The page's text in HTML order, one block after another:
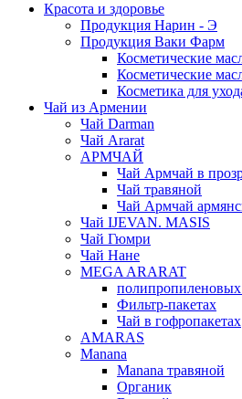
Красота и здоровье
Продукция Нарин - Э
Продукция Ваки Фарм
Косметические
Косметические
Косметика для
Чай из Армении
Чай Darman
Чай Ararat
АРМЧАЙ
Чай Армчай в
Чай травяной
Чай Армчай
Чай IJEVAN. MASIS
Чай Гюмри
Чай Нане
MEGA ARARAT
полипропиленовых
Фильтр-пакетах
Чай в гофропакетах
AMARAS
Manana
Manana травяной
Органик